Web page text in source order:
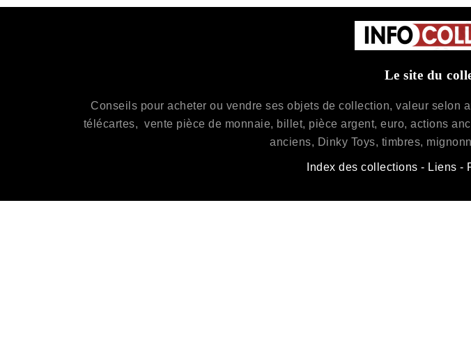
Le site du
Conseils pour acheter ou vendre ses objets de collection, valeur selon
télécartes, vente pièce de monnaie, billet, pièce argent, euro, actions
anciens, Dinky Toys, timbres,
Index des collections - Liens -